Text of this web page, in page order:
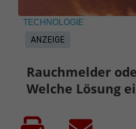
ANZEIGE
TECHNOLOGIE
Rauchmelder
Welche Lösung